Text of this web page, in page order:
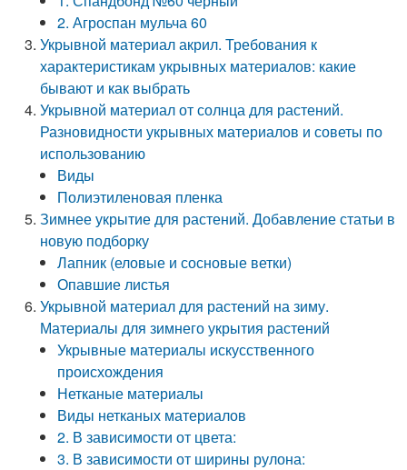
2. Агроспан мульча 60
Укрывной материал акрил. Требования к
характеристикам укрывных материалов: какие
бывают и как выбрать
Укрывной материал от солнца для растений.
Разновидности укрывных материалов и советы по
использованию
Виды
Полиэтиленовая пленка
Зимнее укрытие для растений. Добавление статьи в
новую подборку
Лапник (еловые и сосновые ветки)
Опавшие листья
Укрывной материал для растений на зиму.
Материалы для зимнего укрытия растений
Укрывные материалы искусственного
происхождения
Нетканые материалы
Виды нетканых материалов
2. В зависимости от цвета:
3. В зависимости от ширины рулона: